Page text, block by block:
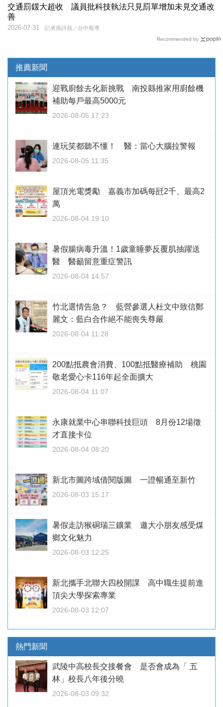
交通罰鍰大超收 議員批科技執法只見罰單增加未見交通改
善
記者孫詩蘋／台中報導
2026-07-31
Recommended by
推薦新聞
迎戰廚餘去化新挑戰 南投縣推家用廚餘機
補助每戶最高5000元
2026-08-05 17:23
連玩笑都聽不懂！ 醫：當心大腦拉警報
2026-08-05 11:35
屋頂光電獎勵 嘉義市加碼每瓩2千、最高2
萬
2026-08-04 19:10
暑假腸病毒升溫！1歲童睡夢反覆肌抽躍送
醫 醫籲留意重症警訊
2026-08-04 14:57
竹北選情告急？ 藍營參選人杜文中致信鄭
麗文：藍白合作絕不能喪失尊嚴
2026-08-04 11:28
200點抵農會消費、100點抵醫療補助 桃園
敬老愛心卡116年起全面擴大
2026-08-04 11:07
永康就業中心串聯科技巨頭 8月份12場徵
才直接卡位
2026-08-04 08:20
新北市圖跨域借閱版圖 一證暢通至新竹
2026-08-03 15:17
暑假走訪猴硐瑞三鑛業 邀大小朋友感受煤
鄉文化魅力
2026-08-03 12:25
新北攜手北聯大四校開課 高中職生提前進
頂尖大學探索專業
2026-08-03 12:07
熱門新聞
武陵中高校長交接餐會 是否會成為「 五
林」校長八年後分曉
2026-08-03 09:32